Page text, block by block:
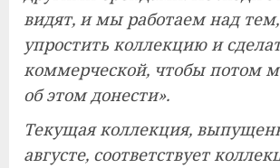
видят, и мы работаем над
упростить коллекцию и
коммерческой, чтобы потом
об этом донести».
Текущая коллекция,
августе, соответствует